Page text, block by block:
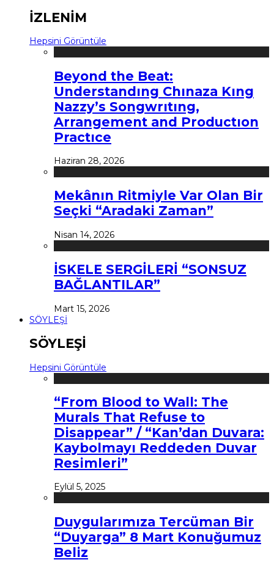
İZLENİM
Hepsini Görüntüle
Beyond the Beat:
Understandıng Chınaza Kıng
Nazzy’s Songwrıtıng,
Arrangement and Productıon
Practıce
Haziran 28, 2026
Mekânın Ritmiyle Var Olan Bir
Seçki “Aradaki Zaman”
Nisan 14, 2026
İSKELE SERGİLERİ “SONSUZ
BAĞLANTILAR”
Mart 15, 2026
SÖYLEŞİ
SÖYLEŞİ
Hepsini Görüntüle
“From Blood to Wall: The
Murals That Refuse to
Disappear” / “Kan’dan Duvara:
Kaybolmayı Reddeden Duvar
Resimleri”
Eylül 5, 2025
Duygularımıza Tercüman Bir
“Duyarga” 8 Mart Konuğumuz
Beliz